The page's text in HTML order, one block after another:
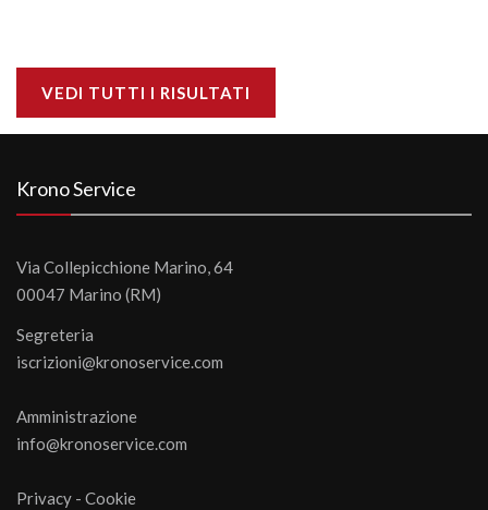
VEDI TUTTI I RISULTATI
Krono Service
Via Collepicchione Marino, 64
00047 Marino (RM)
Segreteria
iscrizioni@kronoservice.com
Amministrazione
info@kronoservice.com
Privacy - Cookie